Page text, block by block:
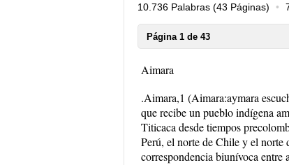
10.736 Palabras (43 Páginas)
Página 1 de 43
Aimara
.Aimara,1 (Aimara:aymara
que recibe un pueblo indígena
Titicaca desde tiempos
Perú, el norte de Chile y el
correspondencia biunívoca entre